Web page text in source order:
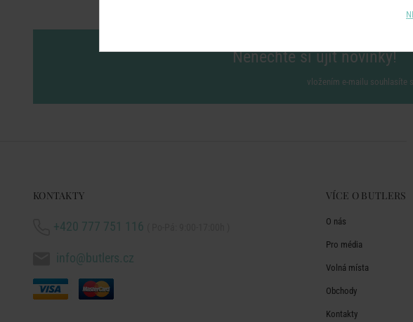
Nenechte si ujít novinky!
vložením e-mailu souhlasíte
KONTAKTY
+420 777 751 116
info@butlers.cz
VÍCE O BUTLERS
O nás
Pro média
Volná místa
Obchody
Kontakty